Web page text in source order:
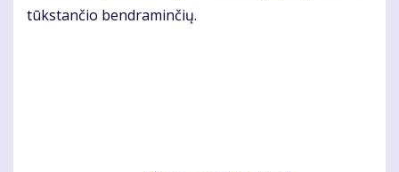
tūks­tan­čio ben­dra­min­čių.